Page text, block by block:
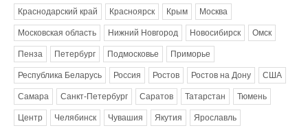
Краснодарский край Красноярск Крым Москва
Московская область Нижний Новгород Новосибирск Омск
Пенза Петербург Подмосковье Приморье
Республика Беларусь Россия Ростов Ростов на Дону США
Самара Санкт-Петербург Саратов Татарстан Тюмень
Центр Челябинск Чувашия Якутия Ярославль